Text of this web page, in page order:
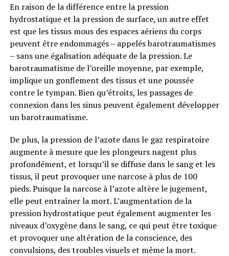
En raison de la différence entre la pression
hydrostatique et la pression de surface, un autre effet
est que les tissus mous des espaces aériens du corps
peuvent être endommagés – appelés barotraumatismes
– sans une égalisation adéquate de la pression. Le
barotraumatisme de l’oreille moyenne, par exemple,
implique un gonflement des tissus et une poussée
contre le tympan. Bien qu’étroits, les passages de
connexion dans les sinus peuvent également développer
un barotraumatisme.
De plus, la pression de l’azote dans le gaz respiratoire
augmente à mesure que les plongeurs nagent plus
profondément, et lorsqu’il se diffuse dans le sang et les
tissus, il peut provoquer une narcose à plus de 100
pieds. Puisque la narcose à l’azote altère le jugement,
elle peut entraîner la mort. L’augmentation de la
pression hydrostatique peut également augmenter les
niveaux d’oxygène dans le sang, ce qui peut être toxique
et provoquer une altération de la conscience, des
convulsions, des troubles visuels et même la mort.